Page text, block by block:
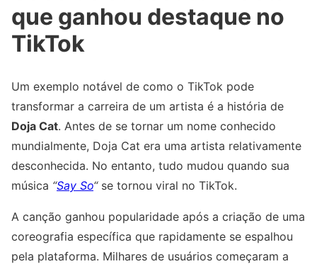
que ganhou destaque no
TikTok
Um exemplo notável de como o TikTok pode
transformar a carreira de um artista é a história de
Doja Cat. Antes de se tornar um nome conhecido
mundialmente, Doja Cat era uma artista relativamente
desconhecida. No entanto, tudo mudou quando sua
música “Say So“se tornou viral no TikTok.
A canção ganhou popularidade após a criação de uma
coreografia específica que rapidamente se espalhou
pela plataforma. Milhares de usuários começaram a